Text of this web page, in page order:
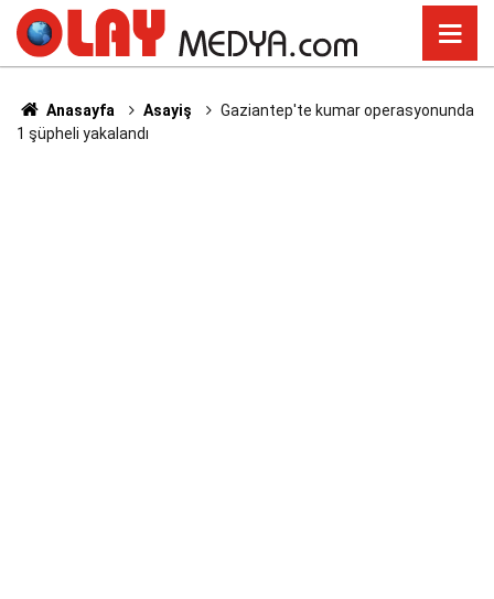
Anasayfa Asayiş
Gaziantep'te kumar operasyonunda
1 şüpheli yakalandı